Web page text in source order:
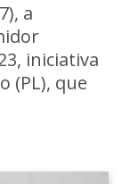
a
iniciativa
(PL), que